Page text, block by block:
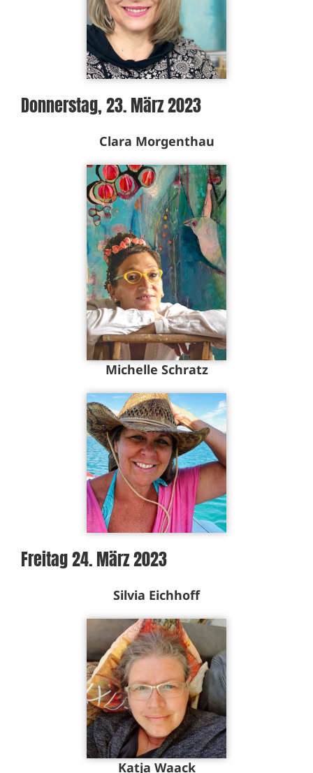
Donnerstag, 23. März 2023
Clara Morgenthau
Michelle Schratz
Freitag 24. März 2023
Silvia Eichhoff
Katja Waack